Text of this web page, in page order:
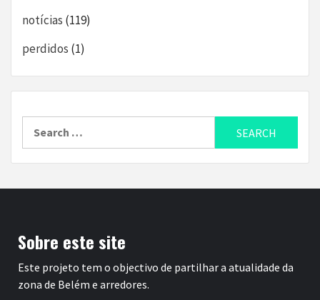
notícias (119)
perdidos (1)
Sobre este site
Este projeto tem o objectivo de partilhar a atualidade da
zona de Belém e arredores.